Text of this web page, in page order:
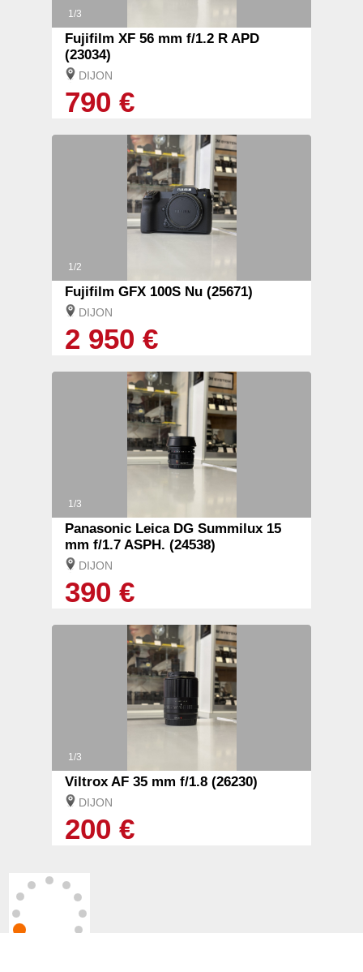
1/3
Fujifilm XF 56 mm f/1.2 R APD
(23034)
DIJON
790 €
1/2
Fujifilm GFX 100S Nu (25671)
DIJON
2 950 €
1/3
Panasonic Leica DG Summilux 15
mm f/1.7 ASPH. (24538)
DIJON
390 €
1/3
Viltrox AF 35 mm f/1.8 (26230)
DIJON
200 €